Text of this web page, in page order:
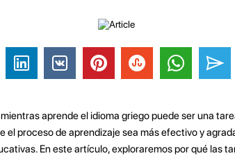
aprende el idioma griego puede ser una
el proceso de aprendizaje sea más efectivo y
En este artículo, exploraremos por qué las